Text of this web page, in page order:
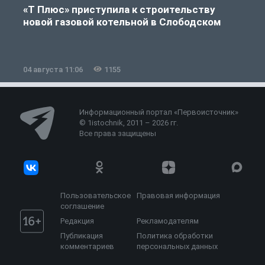
«Т Плюс» приступила к строительству
новой газовой котельной в Слободском
04 августа 11:06 1155
Информационный портал «Первоисточник»
© 1istochnik, 2011 – 2026 гг.
Все права защищены
Пользовательское
соглашение
Правовая информация
Редакция
Рекламодателям
Публикация
комментариев
Политика обработки
персональных данных